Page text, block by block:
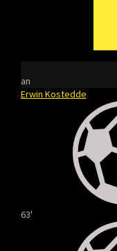
an
Erwin Kostedde
63'